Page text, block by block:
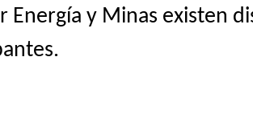
Energía y Minas existen